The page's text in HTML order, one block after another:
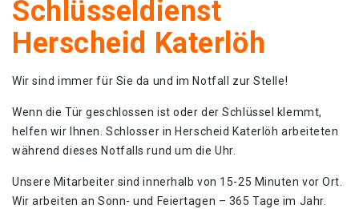
Schlüsseldienst
Herscheid Katerlöh
Wir sind immer für Sie da und im Notfall zur Stelle!
Wenn die Tür geschlossen ist oder der Schlüssel klemmt,
helfen wir Ihnen. Schlosser in Herscheid Katerlöh arbeiteten
während dieses Notfalls rund um die Uhr.
Unsere Mitarbeiter sind innerhalb von 15-25 Minuten vor Ort.
Wir arbeiten an Sonn- und Feiertagen – 365 Tage im Jahr.